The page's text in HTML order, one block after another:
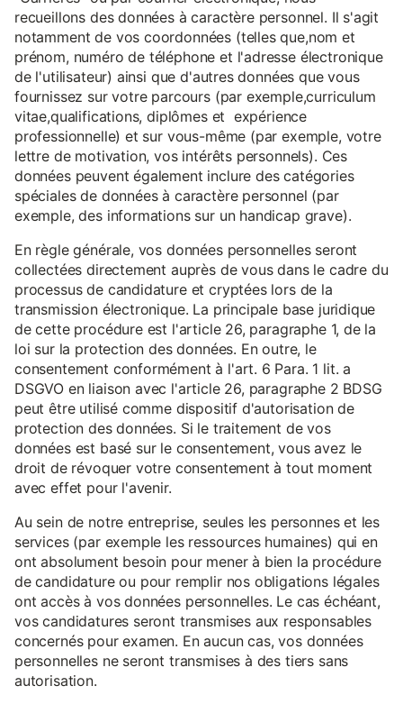
recueillons des données à caractère personnel. Il s'agit
notamment de vos coordonnées (telles que,nom et
prénom, numéro de téléphone et l'adresse électronique
de l'utilisateur) ainsi que d'autres données que vous
fournissez sur votre parcours (par exemple,curriculum
vitae,qualifications, diplômes et expérience
professionnelle) et sur vous-même (par exemple, votre
lettre de motivation, vos intérêts personnels). Ces
données peuvent également inclure des catégories
spéciales de données à caractère personnel (par
exemple, des informations sur un handicap grave).
En règle générale, vos données personnelles seront
collectées directement auprès de vous dans le cadre du
processus de candidature et cryptées lors de la
transmission électronique. La principale base juridique
de cette procédure est l'article 26, paragraphe 1, de la
loi sur la protection des données. En outre, le
consentement conformément à l'art. 6 Para. 1 lit. a
DSGVO en liaison avec l'article 26, paragraphe 2 BDSG
peut être utilisé comme dispositif d'autorisation de
protection des données. Si le traitement de vos
données est basé sur le consentement, vous avez le
droit de révoquer votre consentement à tout moment
avec effet pour l'avenir.
Au sein de notre entreprise, seules les personnes et les
services (par exemple les ressources humaines) qui en
ont absolument besoin pour mener à bien la procédure
de candidature ou pour remplir nos obligations légales
ont accès à vos données personnelles. Le cas échéant,
vos candidatures seront transmises aux responsables
concernés pour examen. En aucun cas, vos données
personnelles ne seront transmises à des tiers sans
autorisation.